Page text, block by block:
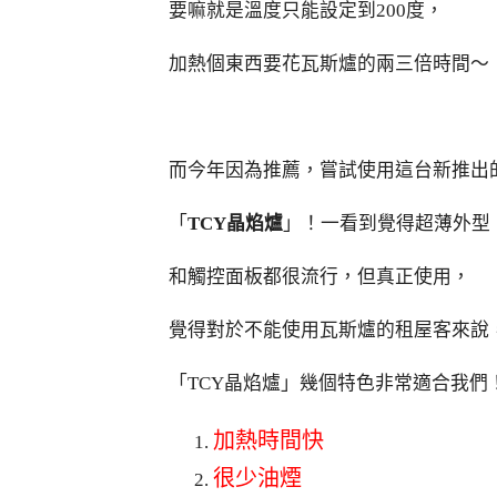
要嘛就是溫度只能設定到200度，
加熱個東西要花瓦斯爐的兩三倍時間～
而今年因為推薦，嘗試使用這台新推出
「 TCY晶焰爐 」！一看到覺得超薄外型
和觸控面板都很流行，但真正使用，
覺得對於不能使用瓦斯爐的租屋客來說
「TCY晶焰爐」幾個特色非常適合我們
加熱時間快
很少油煙